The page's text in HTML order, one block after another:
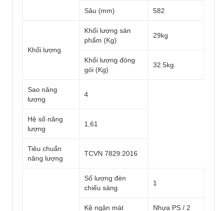
Sâu (mm) 582
Khối lượng
Khối lượng sản
phẩm (Kg)
29kg
Khối lượng đóng
gói (Kg)
32.5kg
Sao năng
lượng
4
Hệ số năng
lượng
1,61
Tiêu chuẩn
năng lượng
TCVN 7829:2016
Số lượng đèn
chiếu sáng
1
Kệ ngăn mát Nhựa PS / 2